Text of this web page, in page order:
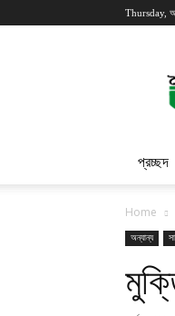
Thursday,
প্রচ্ছদ
Home
অন্যান্য